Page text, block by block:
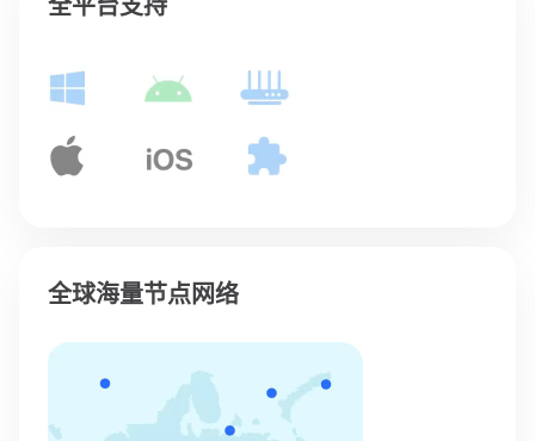
全平台支持
全球海量节点网络